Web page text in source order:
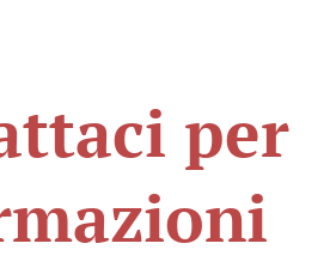
per